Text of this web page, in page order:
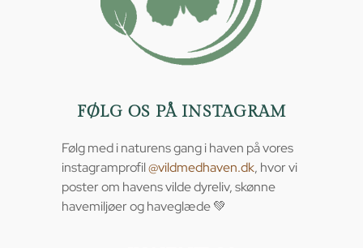
FØLG OS PÅ INSTAGRAM
Følg med i naturens gang i haven på vores
instagramprofil@vildmedhaven.dk, hvor vi
poster om havens vilde dyreliv, skønne
havemiljøer og haveglæde 💚